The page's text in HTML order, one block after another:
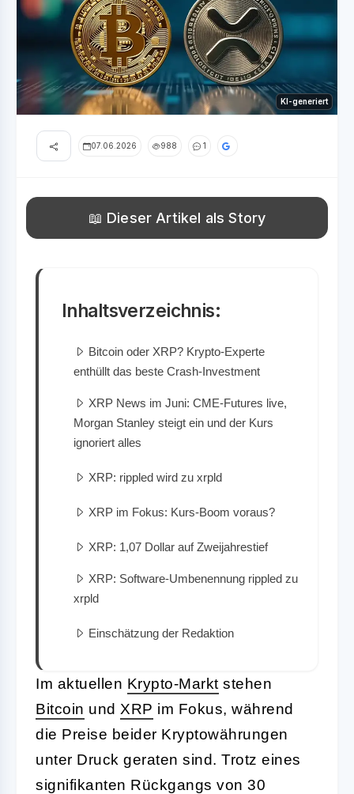
KI-generiert
07.06.2026 988 1
📖 Dieser Artikel als Story
Inhaltsverzeichnis:
Bitcoin oder XRP? Krypto-Experte
enthüllt das beste Crash-Investment
XRP News im Juni: CME-Futures live,
Morgan Stanley steigt ein und der Kurs
ignoriert alles
XRP: rippled wird zu xrpld
XRP im Fokus: Kurs-Boom voraus?
XRP: 1,07 Dollar auf Zweijahrestief
XRP: Software-Umbenennung rippled zu
xrpld
Einschätzung der Redaktion
Im aktuellen Krypto-Markt stehen
Bitcoin und XRP im Fokus, während
die Preise beider Kryptowährungen
unter Druck geraten sind. Trotz eines
signifikanten Rückgangs von 30